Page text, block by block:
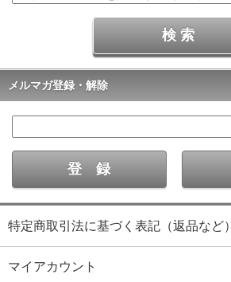
メルマガ登録・解除
特定商取引法に基づく表記（返品など）
マイアカウント